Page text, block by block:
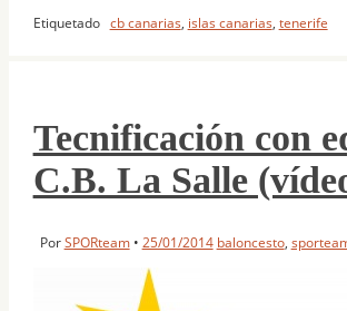
Etiquetado cb canarias, islas canarias, tenerife
Tecnificación con
C.B. La Salle
PorSPORteam • 25/01/2014 baloncesto,